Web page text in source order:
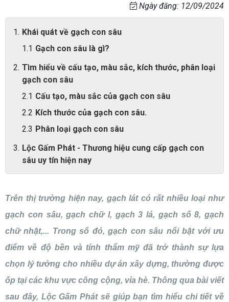
Ngày đăng: 12/09/2024
Khái quát về gạch con sâu
Gạch con sâu là gì?
Tìm hiểu về cấu tạo, màu sắc, kích thước, phân loại
gạch con sâu
Cấu tạo, màu sắc của gạch con sâu
Kích thước của gạch con sâu.
Phân loại gạch con sâu
Lộc Gấm Phát - Thương hiệu cung cấp gạch con
sâu uy tín hiện nay
Trên thị trường hiện nay, gạch lát có rất nhiều loại như
gạch con sâu, gạch chữ I, gạch 3 lá, gạch số 8, gạch
chữ nhật,... Trong số đó, gạch con sâu nổi bật với ưu
điểm về độ bền và tính thẩm mỹ đã trở thành sự lựa
chọn lý tưởng cho nhiều dự án xây dựng, thường được
ốp tại các khu vực công cộng, vỉa hè. Thông qua bài viết
sau đây, Lộc Gấm Phát sẽ giúp bạn tìm hiểu chi tiết về